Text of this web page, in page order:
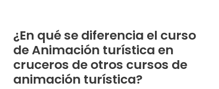
¿En qué se diferencia el curso
de Animación turística en
cruceros de otros cursos de
animación turística?